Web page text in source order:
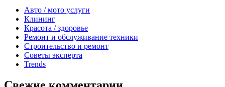
Авто / мото услуги
Клининг
Красота / здоровье
Ремонт и обслуживание техники
Строительство и ремонт
Советы эксперта
Trends